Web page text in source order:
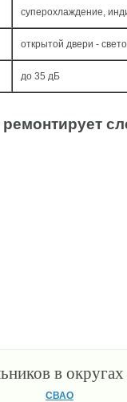
суперохлаждение,
открытой двери -
до 35 дБ
ремонтирует
в
СВАО